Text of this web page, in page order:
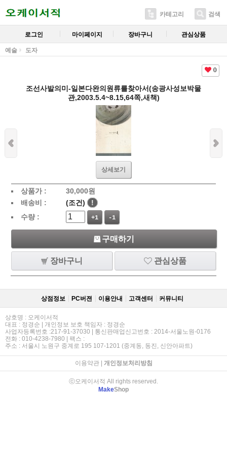
카테고리 검색
로그인 마이페이지 장바구니 관심상품
예술 도자
0
조선사발의미-일본다완의원류를찾아서(송광사성보박물
관,2003.5.4~8.15,64쪽,새책)
상세보기
상품가 : 30,000원
배송비 :
(조건)
!
수량 :
+1 -1
구매하기
장바구니 관심상품
상점정보 PC버젼 이용안내 고객센터 커뮤니티
상호명 : 오케이서적
대표 : 정경순 | 개인정보 보호 책임자 : 정경순
사업자등록번호 :217-91-37030 | 통신판매업신고번호 : 2014-서울노원-0176
전화 : 010-4238-7980 | 팩스 :
주소 : 서울시 노원구 중계로 195 107-1201 (중계동, 동진, 신안아파트)
이용약관| 개인정보처리방침
ⓒ오케이서적 All rights reserved.
MakeShop